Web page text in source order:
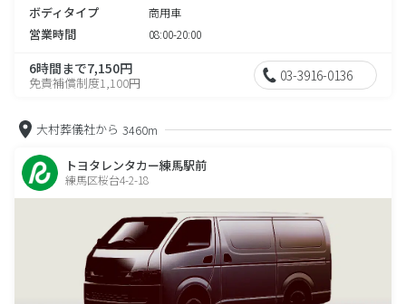
ボディタイプ 商用車
営業時間 08:00-20:00
6時間まで7,150円
免責補償制度1,100円 03-3916-0136
大村葬儀社から 3460m
トヨタレンタカー練馬駅前
練馬区桜台4-2-18